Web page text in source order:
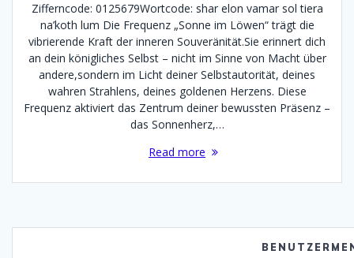
Zifferncode: 0125679Wortcode: shar elon vamar sol tiera
na’koth lum Die Frequenz „Sonne im Löwen“ trägt die
vibrierende Kraft der inneren Souveränität.Sie erinnert dich
an dein königliches Selbst – nicht im Sinne von Macht über
andere,sondern im Licht deiner Selbstautorität, deines
wahren Strahlens, deines goldenen Herzens. Diese
Frequenz aktiviert das Zentrum deiner bewussten Präsenz –
das Sonnenherz,…
Read more